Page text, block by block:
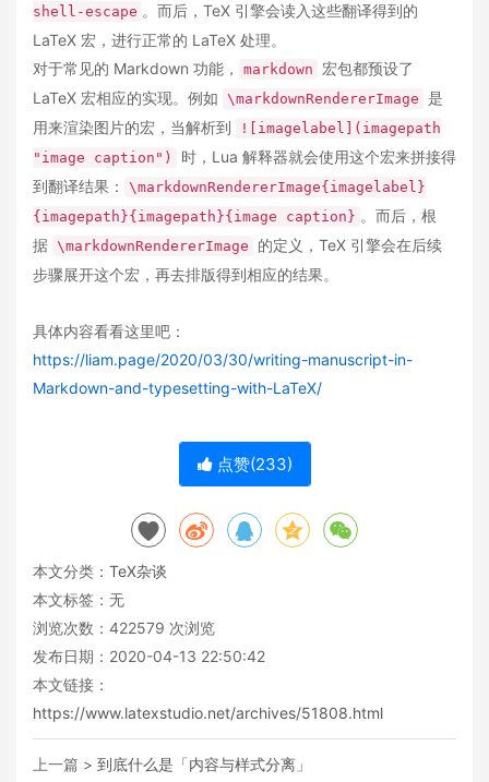
shell-escape 。而后，TeX 引擎会读入这些翻译得到的
LaTeX 宏，进行正常的 LaTeX 处理。
对于常见的 Markdown 功能，
markdown
宏包都预设了
LaTeX 宏相应的实现。例如 \markdownRendererImage 是
用来渲染图片的宏，当解析到
![imagelabel](imagepath
"image caption")
时，Lua 解释器就会使用这个宏来拼接得
到翻译结果：
\markdownRendererImage{imagelabel}
{imagepath}{imagepath}{image caption} 。而后，根
据 \markdownRendererImage
的定义，TeX 引擎会在后续
步骤展开这个宏，再去排版得到相应的结果。
具体内容看看这里吧：
https://liam.page/2020/03/30/writing-manuscript-in-
Markdown-and-typesetting-with-LaTeX/
点赞(233)
本文分类： TeX杂谈
本文标签：无
浏览次数： 422579 次浏览
发布日期：2020-04-13 22:50:42
本文链接：
https://www.latexstudio.net/archives/51808.html
上一篇 > 到底什么是「内容与样式分离」